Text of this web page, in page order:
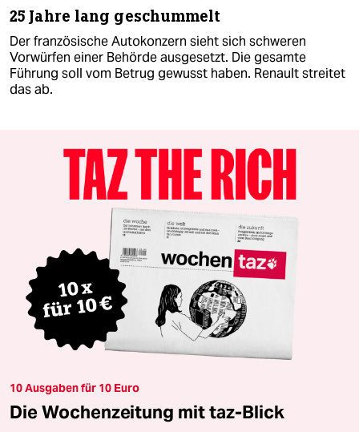
25 Jahre lang geschummelt
Der französische Autokonzern sieht sich schweren
Vorwürfen einer Behörde ausgesetzt. Die gesamte
Führung soll vom Betrug gewusst haben. Renault streitet
das ab.
10 Ausgaben für 10 Euro
Die Wochenzeitung mit taz-Blick